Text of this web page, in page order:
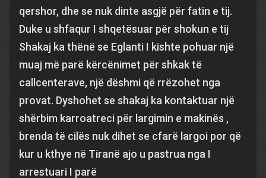
qershor, dhe se nuk dinte asgjë për fatin e tij.
Duke u shfaqur I shqetësuar për shokun e tij
Shakaj ka thënë se Eglanti I kishte pohuar një
muaj më parë kërcënimet për shkak të
callcenterave, një dëshmi që rrëzohet nga
provat. Dyshohet se shakaj ka kontaktuar një
shërbim karroatreci për largimin e makinës ,
brenda të cilës nuk dihet se cfarë largoi por që
kur u kthye në Tiranë ajo u pastrua nga I
arrestuari I parë